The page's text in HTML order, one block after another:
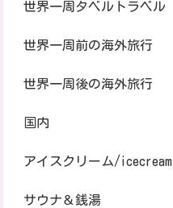
世界一周タベルトラベル
世界一周前の海外旅行
世界一周後の海外旅行
国内
アイスクリーム/icecream
サウナ＆銭湯